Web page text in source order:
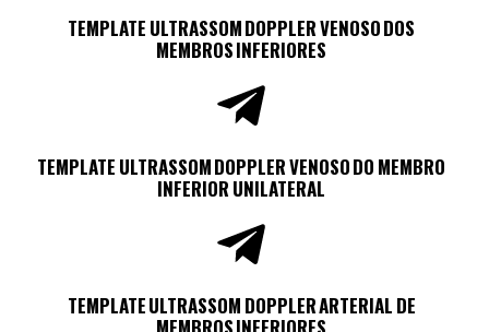
TEMPLATE ULTRASSOM DOPPLER VENOSO DOS
MEMBROS INFERIORES
TEMPLATE ULTRASSOM DOPPLER VENOSO DO MEMBRO
INFERIOR UNILATERAL
TEMPLATE ULTRASSOM DOPPLER ARTERIAL DE